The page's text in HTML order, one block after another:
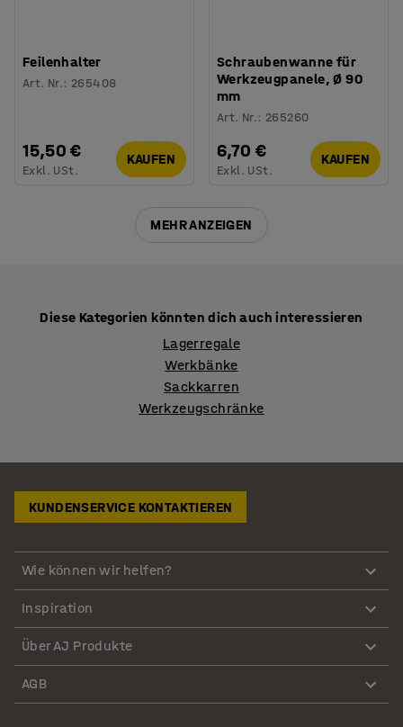
Feilenhalter
Art. Nr.: 265408
15,50 €
Exkl. USt.
KAUFEN
Schraubenwanne für
Werkzeugpanele, Ø 90
mm
Art. Nr.: 265260
6,70 €
Exkl. USt.
KAUFEN
MEHR ANZEIGEN
Diese Kategorien könnten dich auch interessieren
Lagerregale
Werkbänke
Sackkarren
Werkzeugschränke
KUNDENSERVICE KONTAKTIEREN
Wie können wir helfen?
Inspiration
Über AJ Produkte
AGB